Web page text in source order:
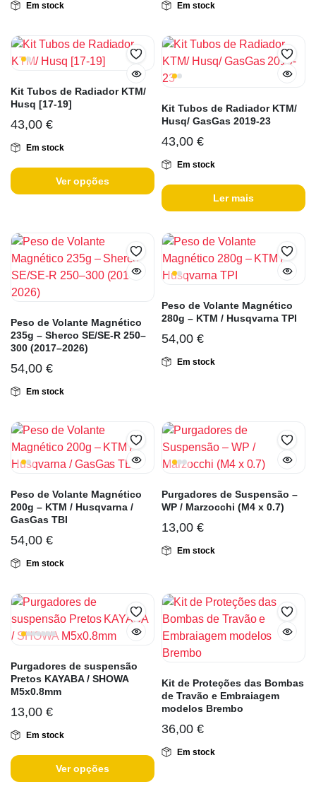
Em stock Em stock
Kit Tubos de Radiador KTM/
Husq [17-19]
43,00 €
Em stock
Ver opções
Kit Tubos de Radiador KTM/
Husq/ GasGas 2019-23
43,00 €
Em stock
Ler mais
Peso de Volante Magnético
235g – Sherco SE/SE-R 250–
300 (2017–2026)
54,00 €
Em stock
Peso de Volante Magnético
280g – KTM / Husqvarna TPI
54,00 €
Em stock
Peso de Volante Magnético
200g – KTM / Husqvarna /
GasGas TBI
54,00 €
Em stock
Purgadores de Suspensão –
WP / Marzocchi (M4 x 0.7)
13,00 €
Em stock
Purgadores de suspensão
Pretos KAYABA / SHOWA
M5x0.8mm
13,00 €
Em stock
Ver opções
Kit de Proteções das Bombas
de Travão e Embraiagem
modelos Brembo
36,00 €
Em stock